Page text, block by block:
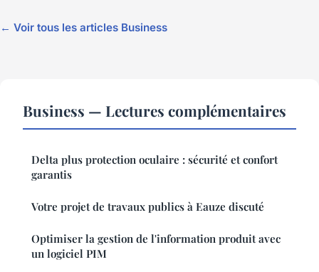
← Voir tous les articles Business
Business — Lectures complémentaires
Delta plus protection oculaire : sécurité et confort
garantis
Votre projet de travaux publics à Eauze discuté
Optimiser la gestion de l'information produit avec
un logiciel PIM